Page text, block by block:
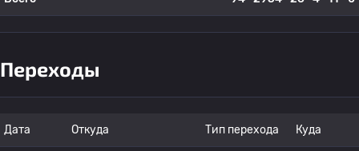
Переходы
Дата Откуда Тип перехода Куда